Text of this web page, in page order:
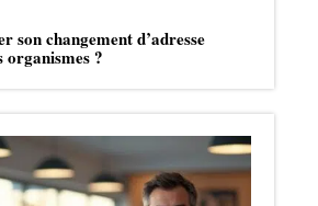
son changement d’adresse
organismes ?